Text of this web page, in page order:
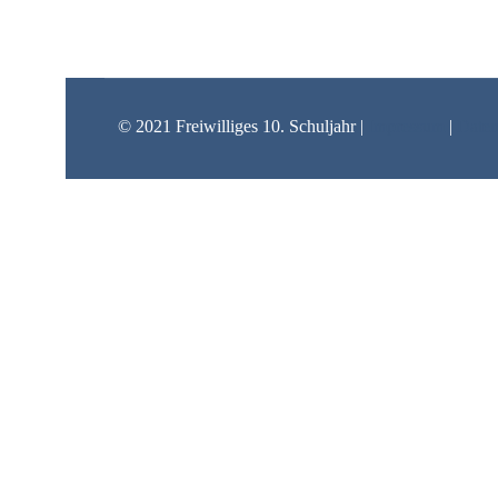
© 2021 Freiwilliges 10. Schuljahr | |